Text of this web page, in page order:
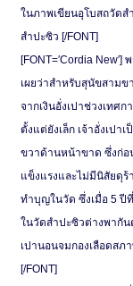
ในภาพเขียนอุโบสถวัดส
สำปะซิว [/FONT]
[FONT=′Cordia
เผยว่าสำหรับสุนัขสามข
จากเงินอั่งเปาช่วงเทศ
ตั้งแต่ยังเล็ก เจ้าอั่งเปา
ขวาด้านหน้าขาด ซึ่งก่อ
แข็งแรงและไม่มีนิสัยดุร้
ทำบุญในวัด ซึ่งเมื่อ 5 ปี
ในวัดสำปะซิวต่างพากัน
เปานอนจมกองเลือดส
[/FONT]